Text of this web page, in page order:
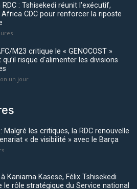
RDC : Tshisekedi réunit l'exécutif,
Africa CDC pour renforcer la riposte
M23 critique le « GENOCOST »
risque d'alimenter les divisions
un jour
Malgré les critiques, la RDC renouvelle
« de visibilité » avec le Barça
Kaniama Kasese, Félix Tshisekedi
le rôle stratégique du Service national